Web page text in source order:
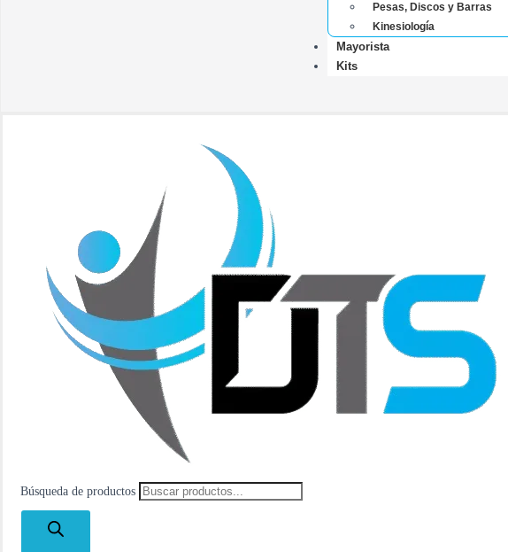
Pesas, Discos y Barras
Kinesiología
Mayorista
Kits
Búsqueda de productos